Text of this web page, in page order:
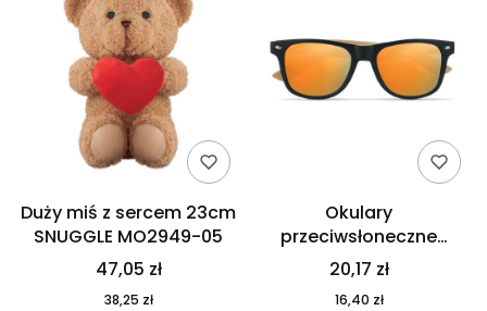
Duży miś z sercem 23cm
SNUGGLE MO2949-05
47,05 zł
38,25 zł
Okulary
przeciwsłoneczne
CALIFORNIA TOUCH
MO9617-10
20,17 zł
16,40 zł